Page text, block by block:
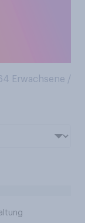
Erwachsene /